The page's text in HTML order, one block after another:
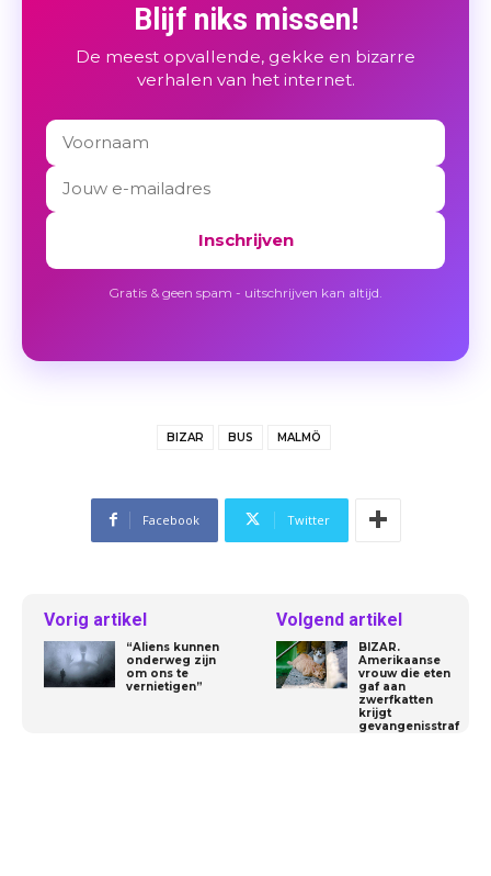
Blijf niks missen!
De meest opvallende, gekke en bizarre
verhalen van het internet.
Inschrijven
Gratis & geen spam - uitschrijven kan altijd.
BIZAR BUS MALMÖ
Facebook Twitter
Vorig artikel
“Aliens kunnen
onderweg zijn
om ons te
vernietigen”
Volgend artikel
BIZAR.
Amerikaanse
vrouw die eten
gaf aan
zwerfkatten
krijgt
gevangenisstraf